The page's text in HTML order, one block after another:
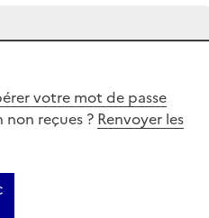
votre mot de passe
reçues ? Renvoyer les